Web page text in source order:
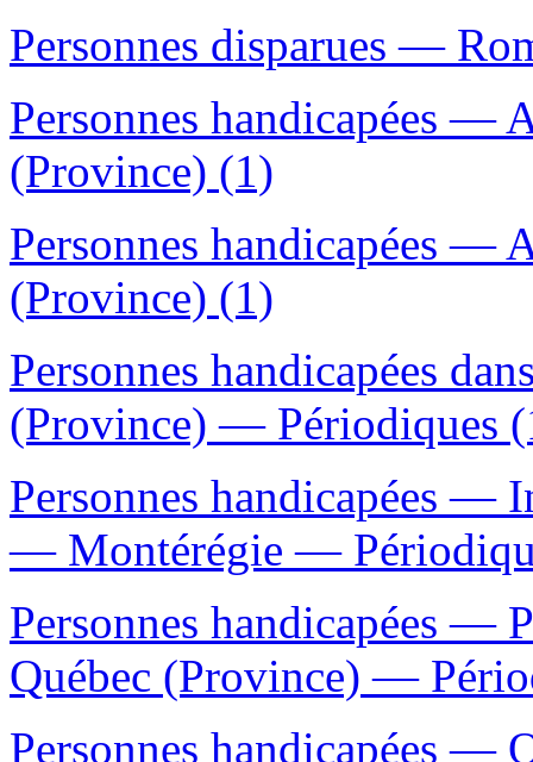
Personnes disparues —
Personnes handicapées —
(Province) (1)
Personnes handicapées —
(Province) (1)
Personnes handicapées
(Province) — Périodiques
Personnes handicapées —
— Montérégie —
Personnes handicapées —
Québec (Province) —
Personnes handicapées —